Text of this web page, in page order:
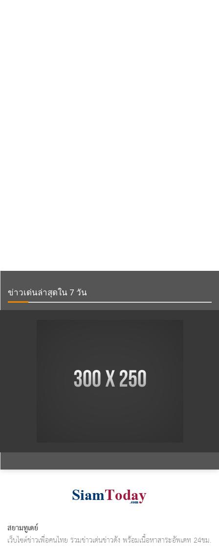
ข่าวเด่นล่าสุดใน 7 วัน
สยามทูเดย์
เว็บไซต์ข่าวเพื่อคนไทย รวมข่าวเด่นข่าวดัง พร้อมเนื้อหาสาระอัพเดท 24ชม.